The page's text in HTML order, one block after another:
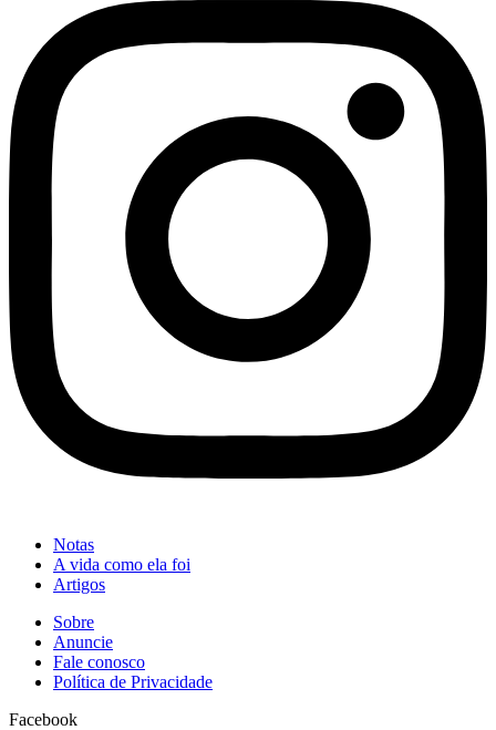
Notas
A vida como ela foi
Artigos
Sobre
Anuncie
Fale conosco
Política de Privacidade
Facebook